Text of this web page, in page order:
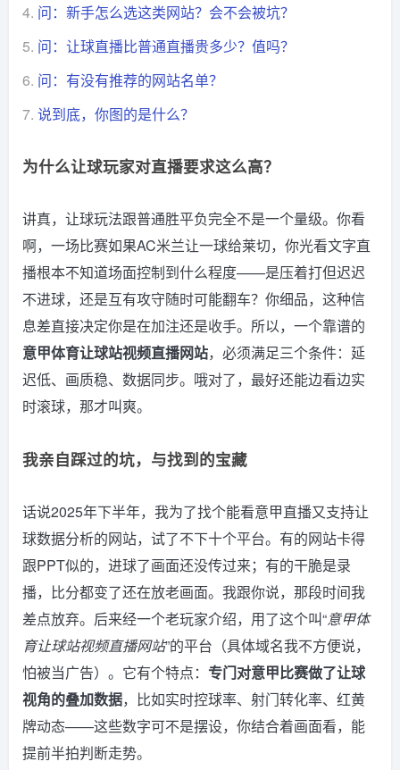
4. 问：新手怎么选这类网站？会不会被坑？
5. 问：让球直播比普通直播贵多少？值吗？
6. 问：有没有推荐的网站名单？
7. 说到底，你图的是什么？
为什么让球玩家对直播要求这么高？
讲真，让球玩法跟普通胜平负完全不是一个量级。你看
啊，一场比赛如果AC米兰让一球给莱切，你光看文字直
播根本不知道场面控制到什么程度——是压着打但迟迟
不进球，还是互有攻守随时可能翻车？你细品，这种信
息差直接决定你是在加注还是收手。所以，一个靠谱的
意甲体育让球站视频直播网站，必须满足三个条件：延
迟低、画质稳、数据同步。哦对了，最好还能边看边实
时滚球，那才叫爽。
我亲自踩过的坑，与找到的宝藏
话说2025年下半年，我为了找个能看意甲直播又支持让
球数据分析的网站，试了不下十个平台。有的网站卡得
跟PPT似的，进球了画面还没传过来；有的干脆是录
播，比分都变了还在放老画面。我跟你说，那段时间我
差点放弃。后来经一个老玩家介绍，用了这个叫“意甲体
育让球站视频直播网站”的平台（具体域名我不方便说，
怕被当广告）。它有个特点： 专门对意甲比赛做了让球
视角的叠加数据，比如实时控球率、射门转化率、红黄
牌动态——这些数字可不是摆设，你结合着画面看，能
提前半拍判断走势。